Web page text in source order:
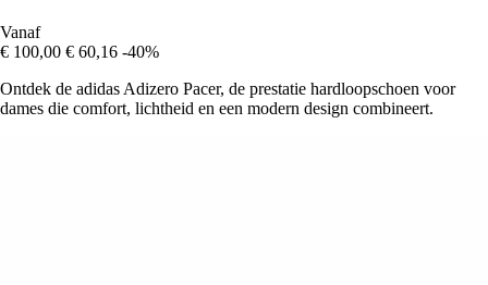
Vanaf
€ 100,00 € 60,16 -40%
Ontdek de adidas Adizero Pacer, de prestatie hardloopschoen voor
dames die comfort, lichtheid en een modern design combineert.